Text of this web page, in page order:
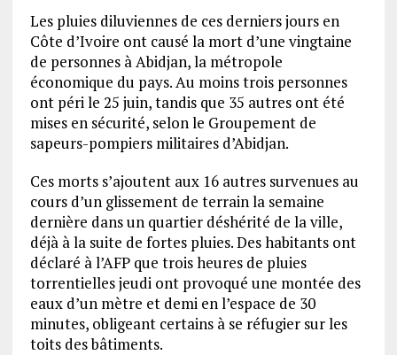
Les pluies diluviennes de ces derniers jours en
Côte d’Ivoire ont causé la mort d’une vingtaine
de personnes à Abidjan, la métropole
économique du pays. Au moins trois personnes
ont péri le 25 juin, tandis que 35 autres ont été
mises en sécurité, selon le Groupement de
sapeurs-pompiers militaires d’Abidjan.
Ces morts s’ajoutent aux 16 autres survenues au
cours d’un glissement de terrain la semaine
dernière dans un quartier déshérité de la ville,
déjà à la suite de fortes pluies. Des habitants ont
déclaré à l’AFP que trois heures de pluies
torrentielles jeudi ont provoqué une montée des
eaux d’un mètre et demi en l’espace de 30
minutes, obligeant certains à se réfugier sur les
toits des bâtiments.